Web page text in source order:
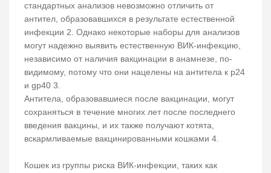
стандартных анализов невозможно отличить от
антител, образовавшихся в результате естественной
инфекции 2. Однако некоторые наборы для анализов
могут надежно выявить естественную ВИК-инфекцию,
независимо от наличия вакцинации в анамнезе, по-
видимому, потому что они нацелены на антитела к р24
и gp40 3.
Антитела, образовавшиеся после вакцинации, могут
сохраняться в течение многих лет после последнего
введения вакцины, и их также получают котята,
вскармливаемые вакцинированными кошками 4.
Кошек из группы риска ВИК-инфекции, таких как